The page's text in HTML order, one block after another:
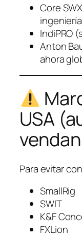
Core
IndiPRO
Anton
ahora
USA
Para evitar
SmallRig
SWIT
K&F
FXLion